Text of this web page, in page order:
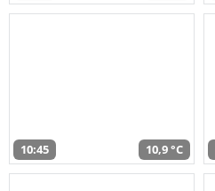
10:45 10,9 °C